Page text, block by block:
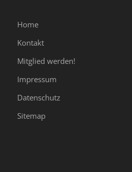
Home
Kontakt
Mitglied werden!
Impressum
Datenschutz
Sitemap